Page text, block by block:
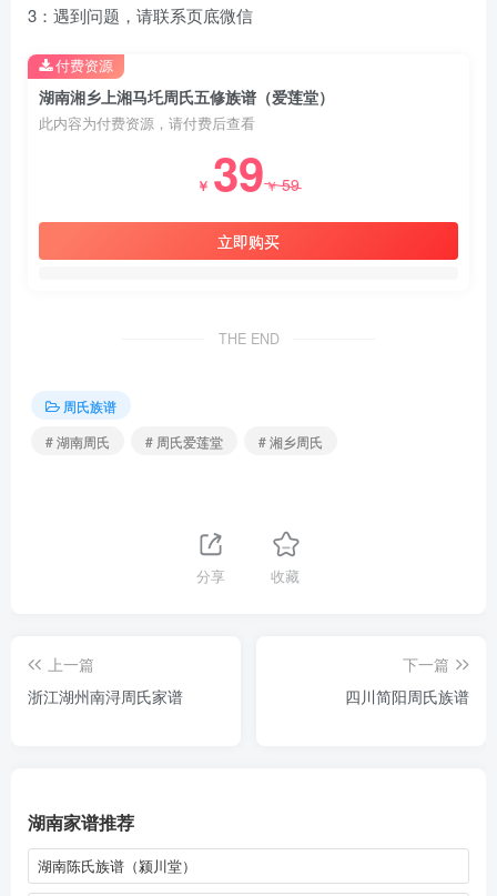
3：遇到问题，请联系页底微信
湖南湘乡上湘马圫周氏五修族谱（爱莲堂）
此内容为付费资源，请付费后查看
￥ 39￥59
立即购买
付费资源
THE END
周氏族谱
# 湖南周氏
# 周氏爱莲堂 # 湘乡周氏
分享 收藏
上一篇
浙江湖州南浔周氏家谱
下一篇
四川简阳周氏族谱
湖南家谱推荐
湖南陈氏族谱（颍川堂）